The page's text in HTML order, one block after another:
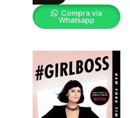
Compra vía
Whatsapp